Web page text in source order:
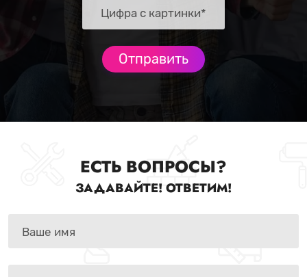
ЕСТЬ ВОПРОСЫ?
ЗАДАВАЙТЕ! ОТВЕТИМ!